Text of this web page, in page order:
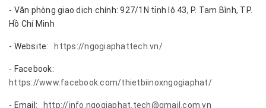
- Văn phòng giao dịch chính: 927/1N tỉnh lộ 43, P. Tam Bình, TP.
Hồ Chí Minh
- Website:https://ngogiaphattech.vn/
- Facebook:
https://www.facebook.com/thietbiinoxngogiaphat/
- Email: http://info.ngogiaphat.tech@gmail.com.vn